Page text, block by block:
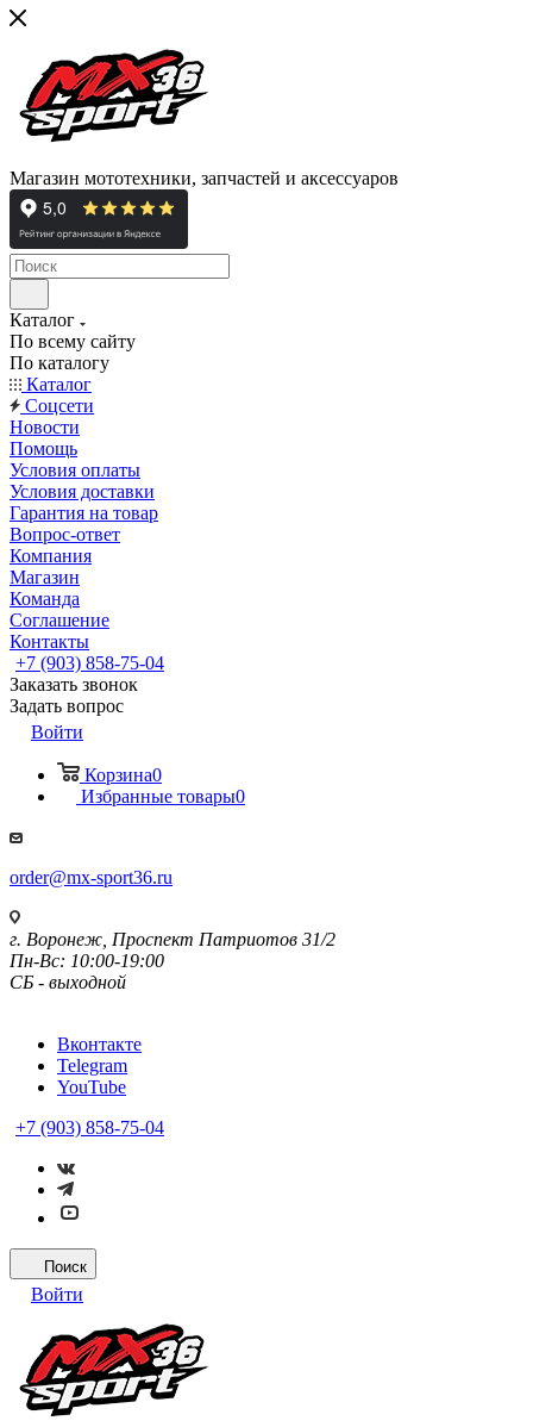
Магазин мототехники, запчастей и аксессуаров
Каталог
По всему сайту
По каталогу
Каталог
Cоцсети
Новости
Помощь
Условия оплаты
Условия доставки
Гарантия на товар
Вопрос-ответ
Компания
Магазин
Команда
Соглашение
Контакты
+7 (903) 858-75-04
Заказать звонок
Задать вопрос
Войти
Корзина0
Избранные товары0
order@mx-sport36.ru
г. Воронеж, Проспект Патриотов 31/2
Пн-Вс: 10:00-19:00
СБ - выходной
Вконтакте
Telegram
YouTube
+7 (903) 858-75-04
Поиск
Войти